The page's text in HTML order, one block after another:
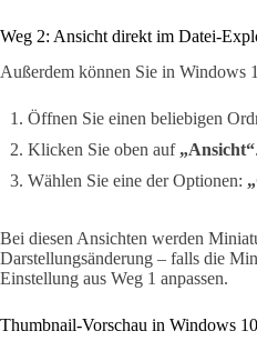
Weg 2: Ansicht direkt im Datei-
Außerdem können Sie in Windows
Öffnen Sie einen beliebigen
Klicken Sie oben auf „Ansicht“.
Wählen Sie eine der Optionen:
Bei diesen Ansichten werden
Darstellungsänderung – falls die
Einstellung aus Weg 1 anpassen.
Thumbnail-Vorschau in Windows